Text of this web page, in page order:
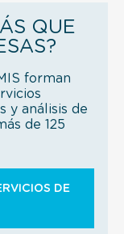
QUE
forman
y análisis de
de 125
DE